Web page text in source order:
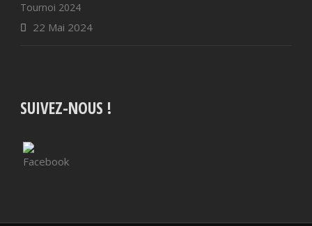
Tournoi 2024
22 Mai 2024
SUIVEZ-NOUS !